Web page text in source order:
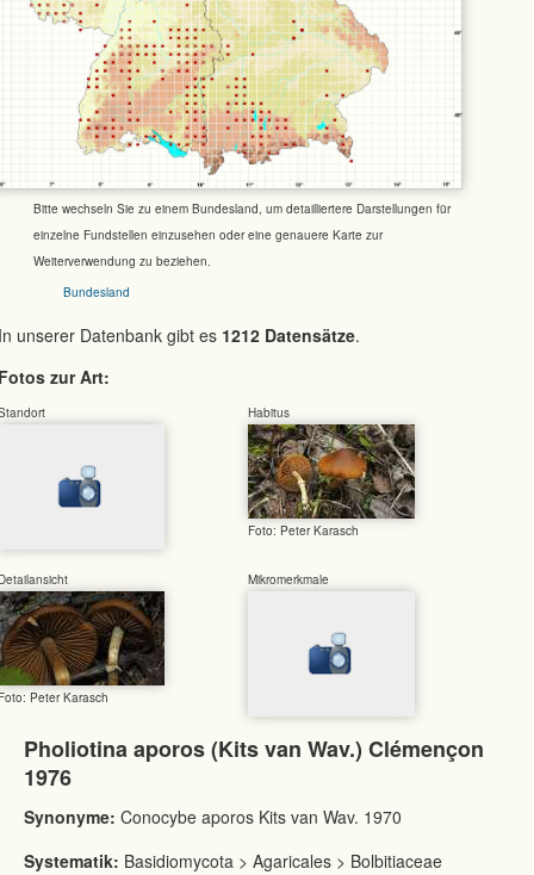
Bitte wechseln Sie zu einem Bundesland, um detailliertere Darstellungen für
einzelne Fundstellen einzusehen oder eine genauere Karte zur
Weiterverwendung zu beziehen.
Bundesland
unserer Datenbank gibt es 1212 Datensätze.
zur Art:
Habitus
Foto: Peter Karasch
Peter Karasch
Mikromerkmale
Pholiotina aporos (Kits van Wav.) Clémençon
1976
Synonyme: Conocybe aporos Kits van Wav. 1970
Systematik: Basidiomycota > Agaricales > Bolbitiaceae